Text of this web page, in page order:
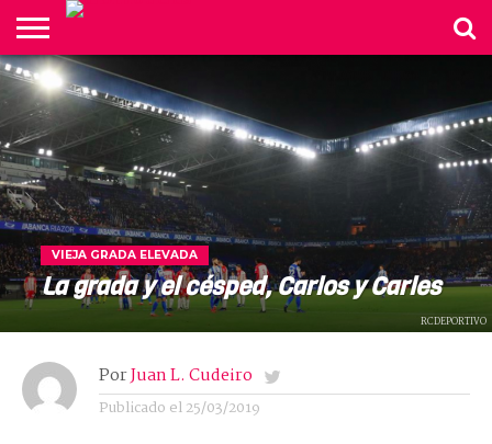
INICIO
ACTUALIDAD
NEGOCIOS
VIDA
DISI
REVISTA
CORUÑA
BONITA
OPINIÓN
GRADA
ELEVADA
TODAS
LAS
NOTICIAS
LISTA DE
AUTORES
VIEJA GRADA ELEVADA
La grada y el césped, Carlos y Carles
RCDEPORTIVO
PorJuan L. Cudeiro
Publicado el 25/03/2019